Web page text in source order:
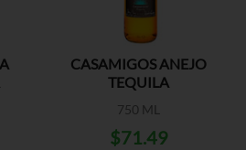
CASAMIGOS ANEJO
TEQUILA
750 ML
$71.49